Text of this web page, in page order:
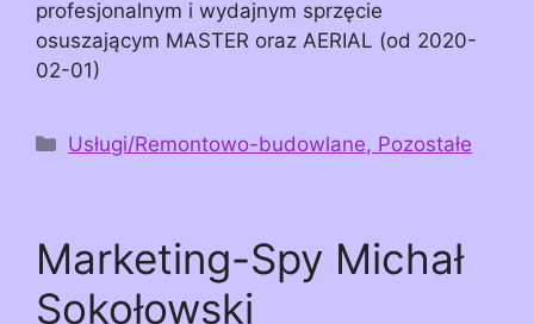
profesjonalnym i wydajnym sprzęcie
osuszającym MASTER oraz AERIAL (od 2020-
02-01)
Kategorie
Usługi/Remontowo-budowlane, Pozostałe
Marketing-Spy Michał
Sokołowski